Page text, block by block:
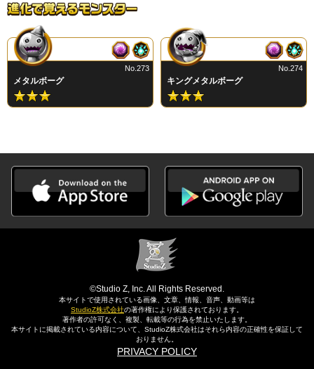
メタルボーグ
No.273
キングメタルボーグ
No.274
©Studio Z, Inc. All Rights Reserved.
本サイトで使用されている画像、文章、情報、音声、動画等は
StudioZ株式会社の著作権により保護されております。
著作者の許可なく、複製、転載等の行為を禁止いたします。
本サイトに掲載されている内容について、StudioZ株式会社はそれら内容の正確性を保証して
おりません。
PRIVACY POLICY